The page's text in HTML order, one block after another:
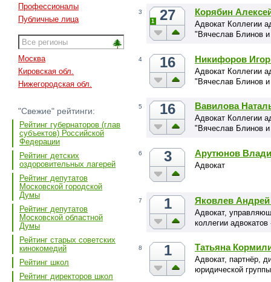
Профессионалы
Публичные лица
Москва
Кировская обл.
Нижегородская обл.
"Свежие" рейтинги:
Рейтинг губернаторов (глав
субъектов) Российской
Федерации
Рейтинг детских
оздоровительных лагерей
Рейтинг депутатов
Московской городской
Думы
Рейтинг депутатов
Московской областной
Думы
Рейтинг старых советских
кинокомедий
Рейтинг школ
Рейтинг директоров школ
3 27
1
Корябин
Адвокат Коллегии
"Вячеслав Блинов
4 16 Никифоров
Адвокат Коллегии
"Вячеслав Блинов
5 16 Вавилова
Адвокат Коллегии
"Вячеслав Блинов
6 3 Арутюнов
Адвокат
7 1 Яковлев
Адвокат,
коллегии
8 1 Татьяна
Адвокат, партнёр,
юридической